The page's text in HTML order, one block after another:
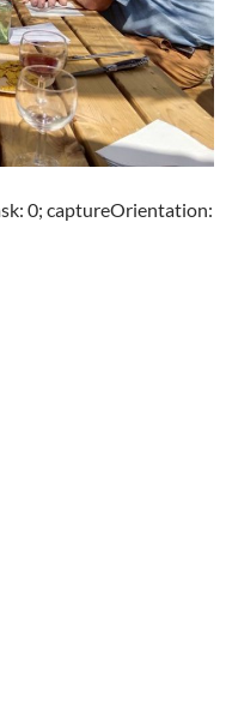
0; captureOrientation: